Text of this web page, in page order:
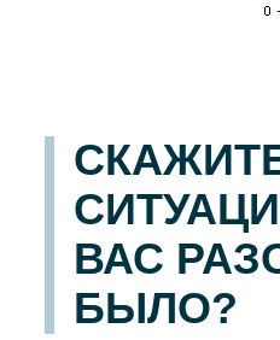
ВАС
БЫЛО?